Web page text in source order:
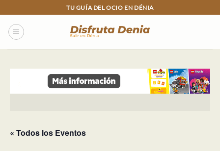
to
content
TU GUÍA DEL OCIO EN DÉNIA
« Todos los Eventos